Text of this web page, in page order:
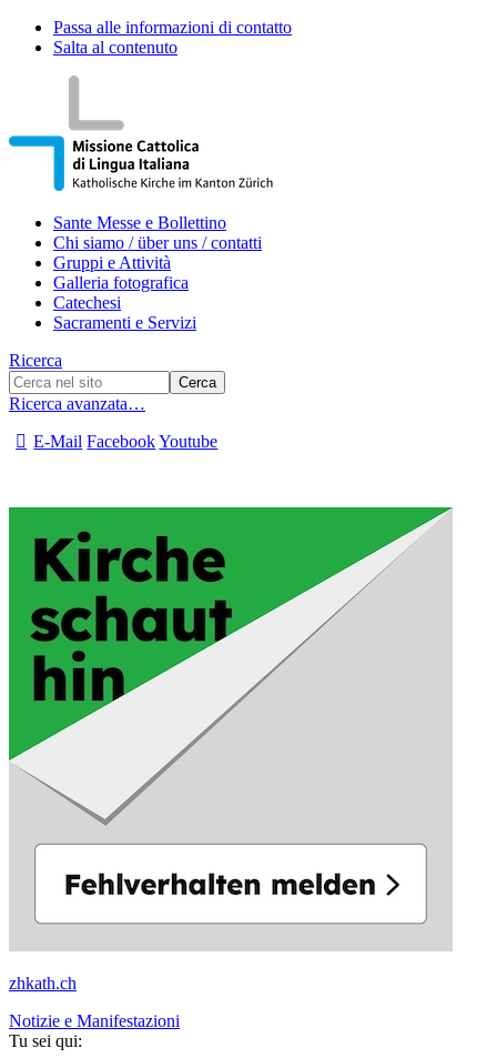
Passa alle informazioni di contatto
Salta al contenuto
Sante Messe e Bollettino
Chi siamo / über uns / contatti
Gruppi e Attività
Galleria fotografica
Catechesi
Sacramenti e Servizi
Ricerca
Ricerca avanzata…
E-Mail FacebookYoutube
zhkath.ch
Notizie e Manifestazioni
Tu sei qui: